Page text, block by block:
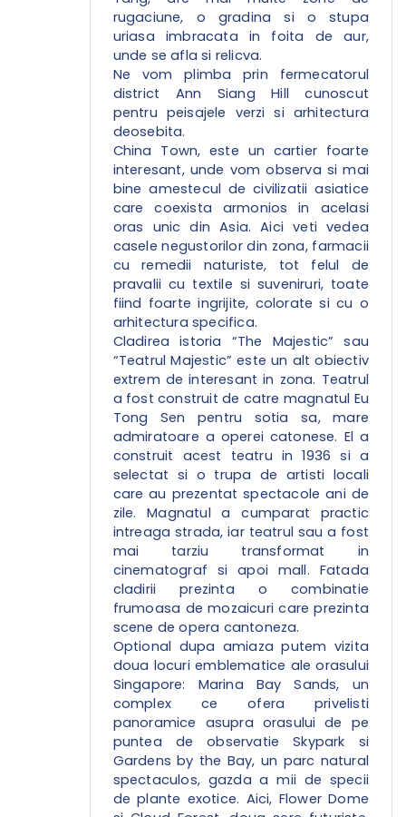
rugaciune, o gradina si o stupa
uriasa imbracata in foita de aur,
unde se afla si relicva.
Ne vom plimba prin fermecatorul
district Ann Siang Hill cunoscut
pentru peisajele verzi si arhitectura
deosebita.
China Town, este un cartier foarte
interesant, unde vom observa si mai
bine amestecul de civilizatii asiatice
care coexista armonios in acelasi
oras unic din Asia. Aici veti vedea
casele negustorilor din zona, farmacii
cu remedii naturiste, tot felul de
pravalii cu textile si suveniruri, toate
fiind foarte ingrijite, colorate si cu o
arhitectura specifica.
Cladirea istoria “The Majestic” sau
“Teatrul Majestic” este un alt obiectiv
extrem de interesant in zona. Teatrul
a fost construit de catre magnatul Eu
Tong Sen pentru sotia sa, mare
admiratoare a operei catonese. El a
construit acest teatru in 1936 si a
selectat si o trupa de artisti locali
care au prezentat spectacole ani de
zile. Magnatul a cumparat practic
intreaga strada, iar teatrul sau a fost
mai tarziu transformat in
cinematograf si apoi mall. Fatada
cladirii prezinta o combinatie
frumoasa de mozaicuri care prezinta
scene de opera cantoneza.
Optional dupa amiaza putem vizita
doua locuri emblematice ale orasului
Singapore: Marina Bay Sands, un
complex ce ofera privelisti
panoramice asupra orasului de pe
puntea de observatie Skypark si
Gardens by the Bay, un parc natural
spectaculos, gazda a mii de specii
de plante exotice. Aici, Flower Dome